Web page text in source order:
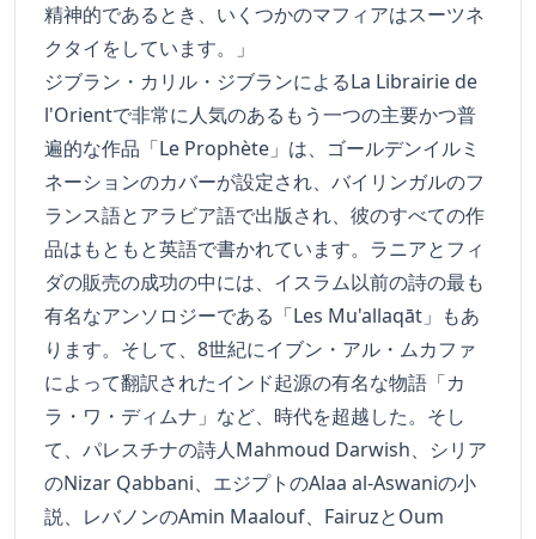
精神的であるとき、いくつかのマフィアはスーツネ
クタイをしています。」
ジブラン・カリル・ジブランによるLa Librairie de
l'Orientで非常に人気のあるもう一つの主要かつ普
遍的な作品「Le Prophète」は、ゴールデンイルミ
ネーションのカバーが設定され、バイリンガルのフ
ランス語とアラビア語で出版され、彼のすべての作
品はもともと英語で書かれています。ラニアとフィ
ダの販売の成功の中には、イスラム以前の詩の最も
有名なアンソロジーである「Les Mu'allaqāt」もあ
ります。そして、8世紀にイブン・アル・ムカファ
によって翻訳されたインド起源の有名な物語「カ
ラ・ワ・ディムナ」など、時代を超越した。そし
て、パレスチナの詩人Mahmoud Darwish、シリア
のNizar Qabbani、エジプトのAlaa al-Aswaniの小
説、レバノンのAmin Maalouf、FairuzとOum